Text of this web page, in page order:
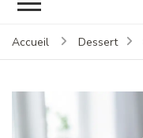
Accueil Dessert